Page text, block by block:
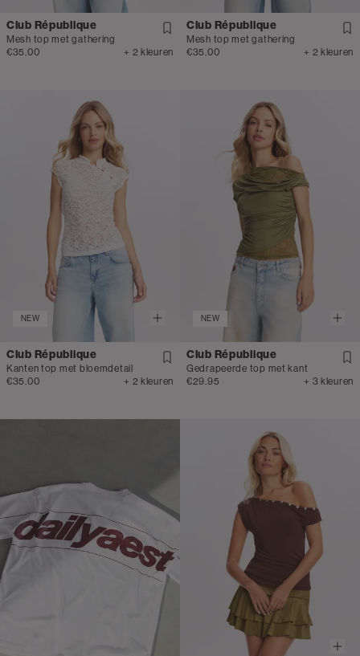
Club République
Mesh top met gathering
€35.00
+ 2 kleuren
Club République
Mesh top met gathering
€35.00
+ 2 kleuren
NEW
Club République
Kanten top met bloemdetail
€35.00
+ 2 kleuren
NEW
Club République
Gedrapeerde top met kant
€29.95
+ 3 kleuren